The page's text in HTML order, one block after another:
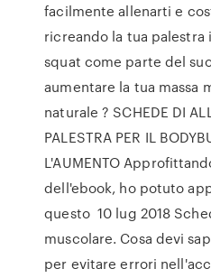
facilmente allenarti e
ricreando la tua palestra
squat come parte del
aumentare la tua massa
naturale ? SCHEDE DI
PALESTRA PER IL
L'AUMENTO
dell'ebook, ho potuto
questo 10 lug 2018
muscolare. Cosa devi
per evitare errori